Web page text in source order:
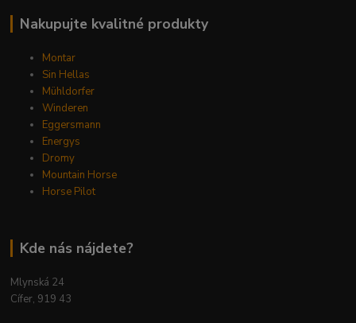
Nakupujte kvalitné produkty
Montar
Sin Hellas
Mühldorfer
Winderen
Eggersmann
Energys
Dromy
Mountain Horse
Horse Pilot
Kde nás nájdete?
Mlynská 24
Cífer, 919 43